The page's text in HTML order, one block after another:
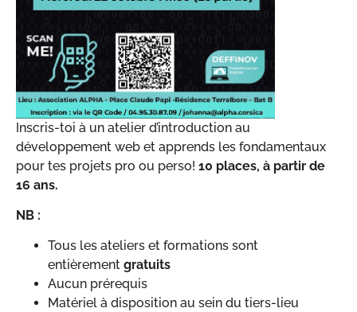
Inscris-toi à un atelier d’introduction au
développement web et apprends les fondamentaux
pour tes projets pro ou perso! 10 places, à partir de
16 ans.
NB :
Tous les ateliers et formations sont
entièrement gratuits
Aucun prérequis
Matériel à disposition au sein du tiers-lieu